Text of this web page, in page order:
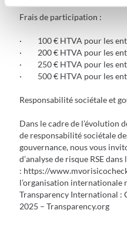
Frais de participation :
· 100 € HTVA pour les
· 200 € HTVA pour les
· 250 € HTVA pour les
· 500 € HTVA pour les
Responsabilité sociétale et
Dans le cadre de l’évolution
de responsabilité sociétale
gouvernance, nous vous
d’analyse de risque RSE
: https://
l’organisation internationale
Transparency International
2025 – Transparency.org